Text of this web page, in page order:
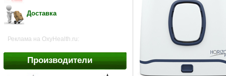
Доставка
Реклама на OxyHealth.ru:
Производители